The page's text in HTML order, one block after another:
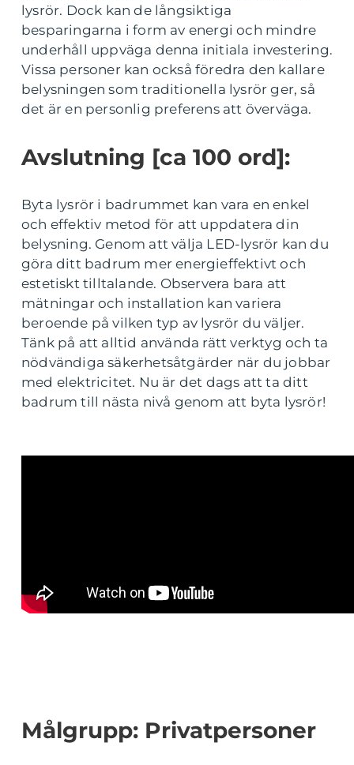
lysrör. Dock kan de långsiktiga
besparingarna i form av energi och mindre
underhåll uppväga denna initiala investering.
Vissa personer kan också föredra den kallare
belysningen som traditionella lysrör ger, så
det är en personlig preferens att överväga.
Avslutning [ca 100 ord]:
Byta lysrör i badrummet kan vara en enkel
och effektiv metod för att uppdatera din
belysning. Genom att välja LED-lysrör kan du
göra ditt badrum mer energieffektivt och
estetiskt tilltalande. Observera bara att
mätningar och installation kan variera
beroende på vilken typ av lysrör du väljer.
Tänk på att alltid använda rätt verktyg och ta
nödvändiga säkerhetsåtgärder när du jobbar
med elektricitet. Nu är det dags att ta ditt
badrum till nästa nivå genom att byta lysrör!
Målgrupp: Privatpersoner